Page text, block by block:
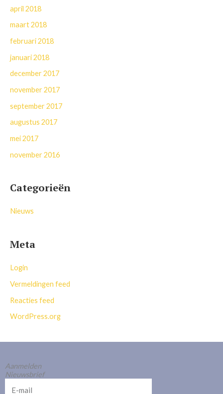
april 2018
maart 2018
februari 2018
januari 2018
december 2017
november 2017
september 2017
augustus 2017
mei 2017
november 2016
Categorieën
Nieuws
Meta
Login
Vermeldingen feed
Reacties feed
WordPress.org
Aanmelden
Nieuwsbrief